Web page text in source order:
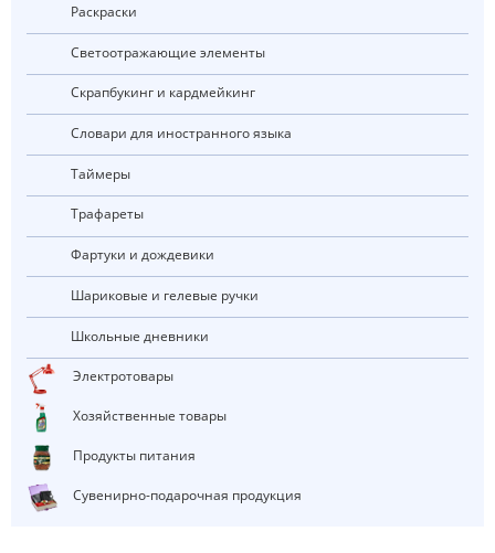
Раскраски
Светоотражающие элементы
Скрапбукинг и кардмейкинг
Словари для иностранного языка
Таймеры
Трафареты
Фартуки и дождевики
Шариковые и гелевые ручки
Школьные дневники
Электротовары
Хозяйственные товары
Продукты питания
Сувенирно-подарочная продукция